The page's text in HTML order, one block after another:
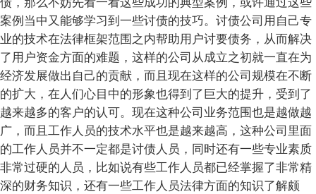
案例当中又能够学习到一些讨债的技巧。讨债公司用自己专
业的技术在法律框架范围之内帮助用户讨要债务，从而解决
了用户资金方面的难题，这样的公司从成立之初就一直在为
经济发展做出自己的贡献，而且现在这样的公司规模在不断
的扩大，在人们心目中的形象也得到了巨大的提升，受到了
越来越多的客户的认可。现在这种公司业务范围也是越做越
广，而且工作人员的技术水平也是越来越高，这种公司里面
的工作人员并不一定都是讨债人员，同时还有一些专业素质
非常过硬的人员，比如说有些工作人员都已经掌握了非常精
深的财务知识，还有一些工作人员法律方面的知识了解颇